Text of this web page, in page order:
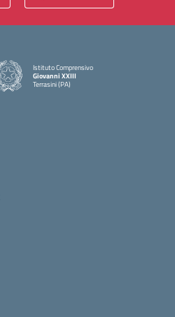
Istituto Comprensivo
Giovanni XXIII
Terrasini (PA)